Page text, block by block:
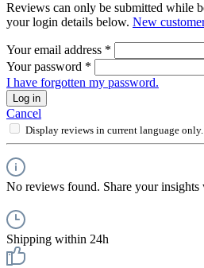
Reviews can only be submitted while
your login details below. New
Your email address *
Your password *
I have forgotten my password.
Log in
Cancel
Display reviews in current language only.
No reviews found. Share your insights
Shipping within 24h